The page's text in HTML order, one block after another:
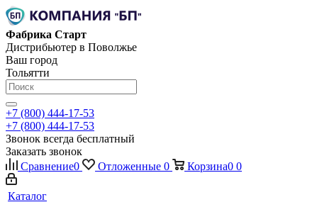
Фабрика Старт
Дистрибьютер в Поволжье
Ваш город
Тольятти
+7 (800) 444-17-53
+7 (800) 444-17-53
Звонок всегда бесплатный
Заказать звонок
Сравнение0 Отложенные 0 Корзина0 0
Каталог